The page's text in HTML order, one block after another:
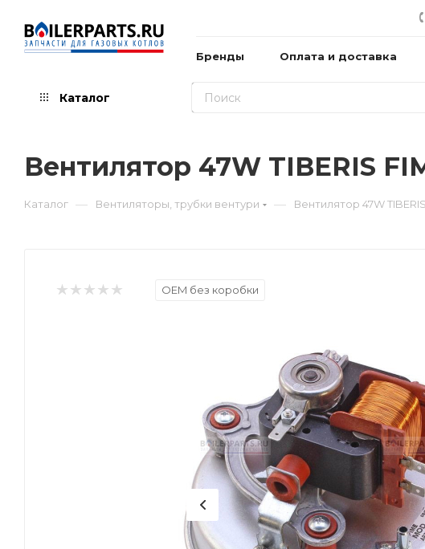
Бренды Оплата и доставка
Каталог
Вентилятор 47W TIBERIS
Каталог — Вентиляторы, трубки вентури — Вентилятор 47W
OEM без коробки